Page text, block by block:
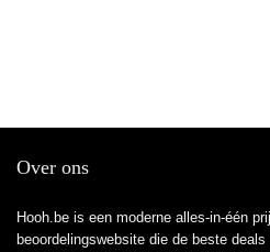
Over ons
Hooh.be is een moderne alles-in-één
beoordelingswebsite die de beste